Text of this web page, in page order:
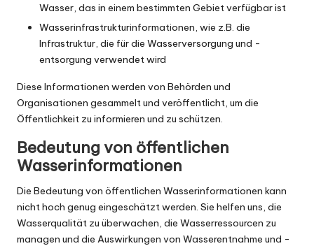
Wasser, das in einem bestimmten Gebiet verfügbar ist
Wasserinfrastrukturinformationen, wie z.B. die
Infrastruktur, die für die Wasserversorgung und -
entsorgung verwendet wird
Diese Informationen werden von Behörden und
Organisationen gesammelt und veröffentlicht, um die
Öffentlichkeit zu informieren und zu schützen.
Bedeutung von öffentlichen
Wasserinformationen
Die Bedeutung von öffentlichen Wasserinformationen kann
nicht hoch genug eingeschätzt werden. Sie helfen uns, die
Wasserqualität zu überwachen, die Wasserressourcen zu
managen und die Auswirkungen von Wasserentnahme und -